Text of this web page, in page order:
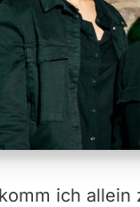
ich allein